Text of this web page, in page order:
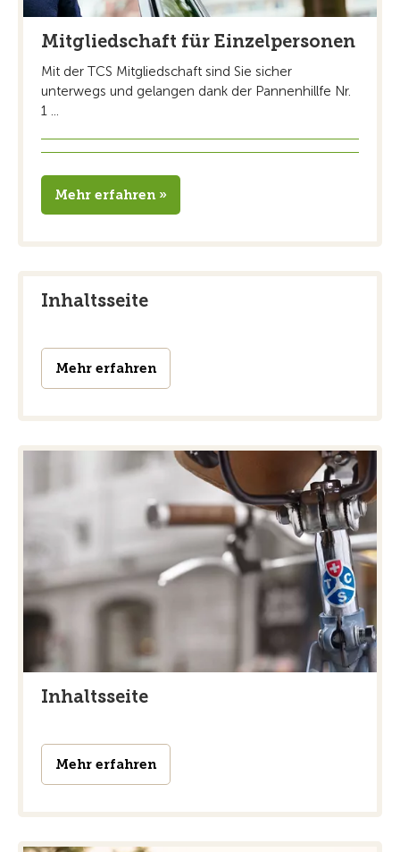
Mitgliedschaft für Einzelpersonen
Mit der TCS Mitgliedschaft sind Sie sicher
unterwegs und gelangen dank der Pannenhillfe Nr.
1 ...
Mehr erfahren »
Inhaltsseite
Mehr erfahren
Inhaltsseite
Mehr erfahren